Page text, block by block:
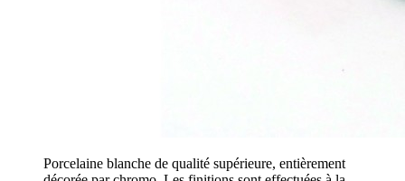
Porcelaine blanche de qualité supérieure, entièrement